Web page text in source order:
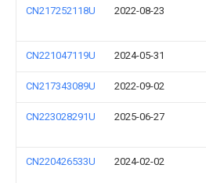
CN217252118U 2022-08-23
CN221047119U 2024-05-31
CN217343089U 2022-09-02
CN223028291U 2025-06-27
CN220426533U 2024-02-02